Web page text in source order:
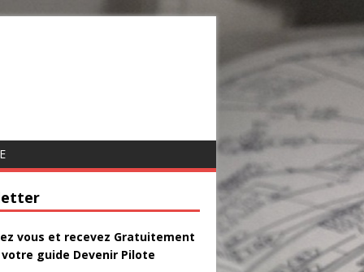
vous et recevez Gratuitement
votre guide Devenir Pilote